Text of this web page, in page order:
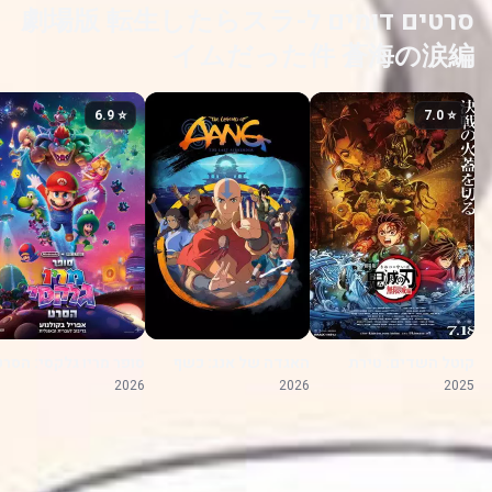
イムだった件 蒼海の涙編
⭐ 7.0
האינסוף
2025
האוויר האחרון
2026
⭐ 6.9
2026